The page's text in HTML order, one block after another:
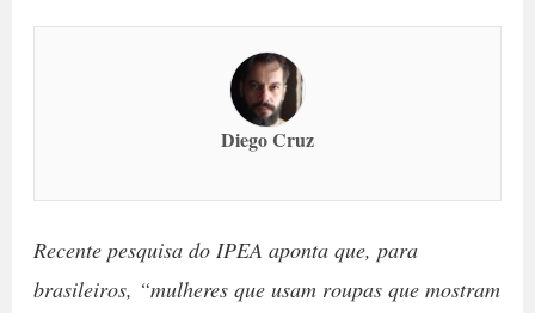
Diego Cruz
Recente pesquisa do IPEA aponta que, para
brasileiros, “mulheres que usam roupas que mostram